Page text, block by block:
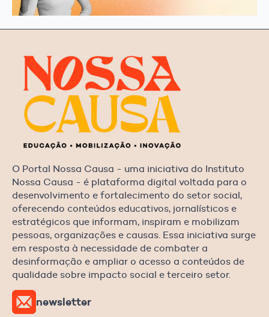
O Portal Nossa Causa - uma iniciativa do Instituto
Nossa Causa - é plataforma digital voltada para o
desenvolvimento e fortalecimento do setor social,
oferecendo conteúdos educativos, jornalísticos e
estratégicos que informam, inspiram e mobilizam
pessoas, organizações e causas. Essa iniciativa surge
em resposta à necessidade de combater a
desinformação e ampliar o acesso a conteúdos de
qualidade sobre impacto social e terceiro setor.
newsletter